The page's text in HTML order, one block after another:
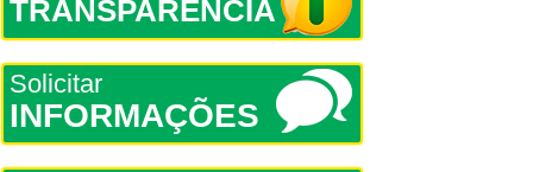
TRANSPARÊNCIA
Solicitar
INFORMAÇÕES